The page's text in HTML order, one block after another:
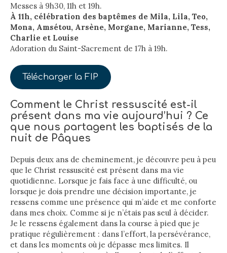
Messes à 9h30, 11h et 19h.
À 11h, célébration des baptêmes de Mila, Lila, Teo,
Mona, Amsétou, Arsène, Morgane, Marianne, Tess,
Charlie et Louise
Adoration du Saint-Sacrement de 17h à 19h.
Télécharger la FIP
Comment le Christ ressuscité est-il
présent dans ma vie aujourd’hui ? Ce
que nous partagent les baptisés de la
nuit de Pâques
Depuis deux ans de cheminement, je découvre peu à peu
que le Christ ressuscité est présent dans ma vie
quotidienne. Lorsque je fais face à une difficulté, ou
lorsque je dois prendre une décision importante, je
ressens comme une présence qui m’aide et me conforte
dans mes choix. Comme si je n’étais pas seul à décider.
Je le ressens également dans la course à pied que je
pratique régulièrement : dans l’effort, la persévérance,
et dans les moments où je dépasse mes limites. Il